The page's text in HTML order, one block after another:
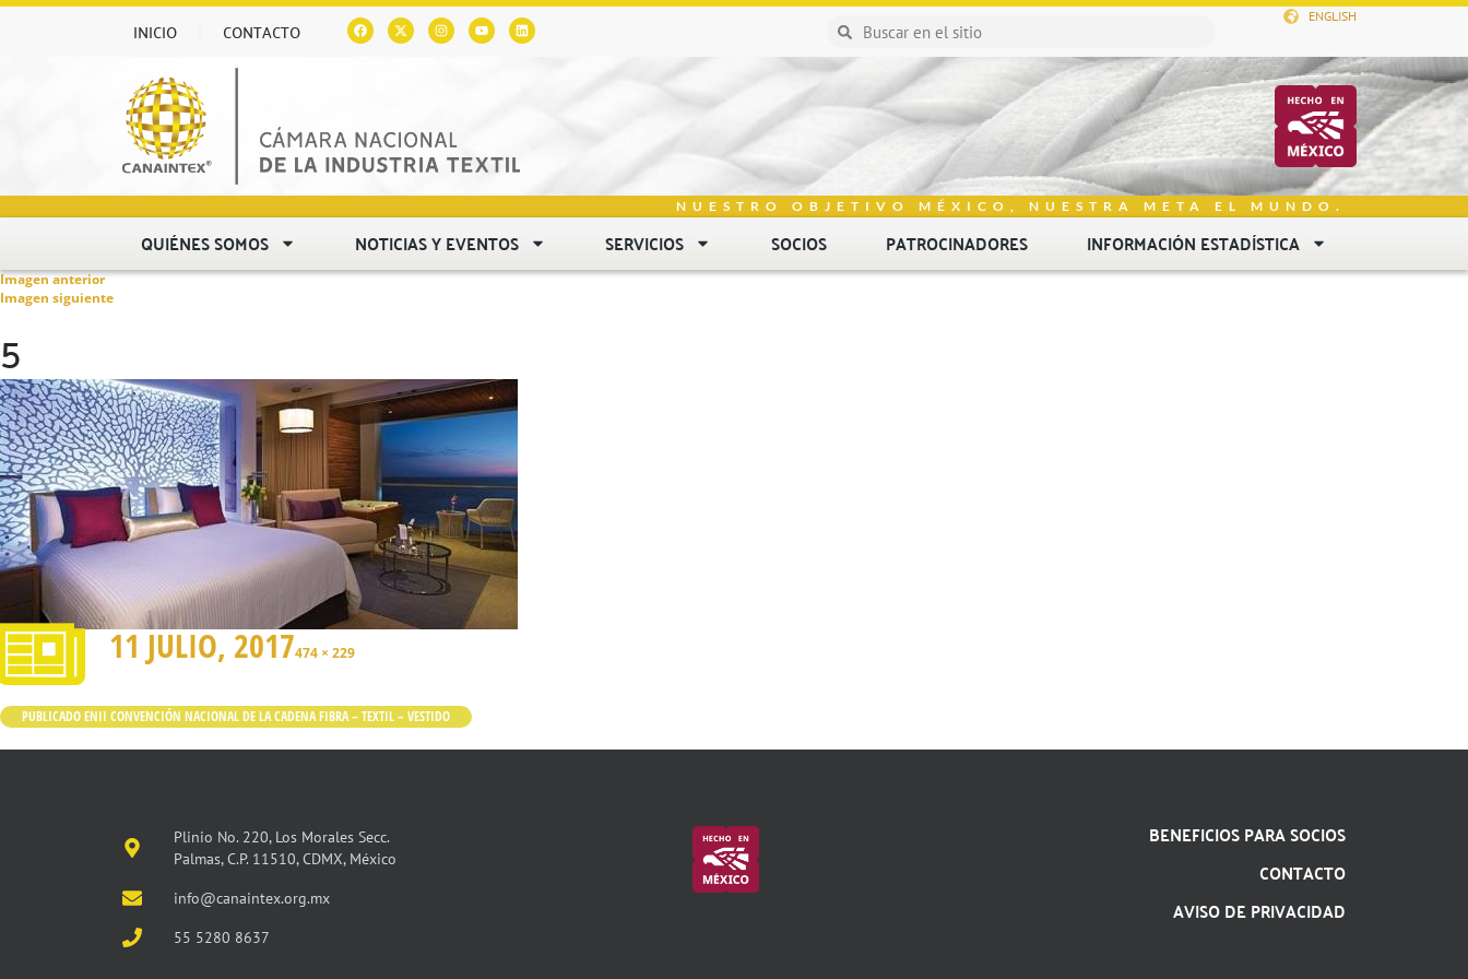
INICIO CONTACTO
ENGLISH
NUESTRO OBJETIVO MÉXICO, NUESTRA META EL MUNDO.
QUIÉNES SOMOS NOTICIAS Y EVENTOS SERVICIOS SOCIOS PATROCINADORES INFORMACIÓN ESTADÍSTICA
Imagen anterior
Imagen siguiente
5
11 JULIO, 2017474 × 229
PUBLICADO ENII CONVENCIÓN NACIONAL DE LA CADENA FIBRA – TEXTIL – VESTIDO
Plinio No. 220, Los Morales Secc.
Palmas, C.P. 11510, CDMX, México
info@canaintex.org.mx
55 5280 8637
BENEFICIOS PARA SOCIOS
CONTACTO
AVISO DE PRIVACIDAD